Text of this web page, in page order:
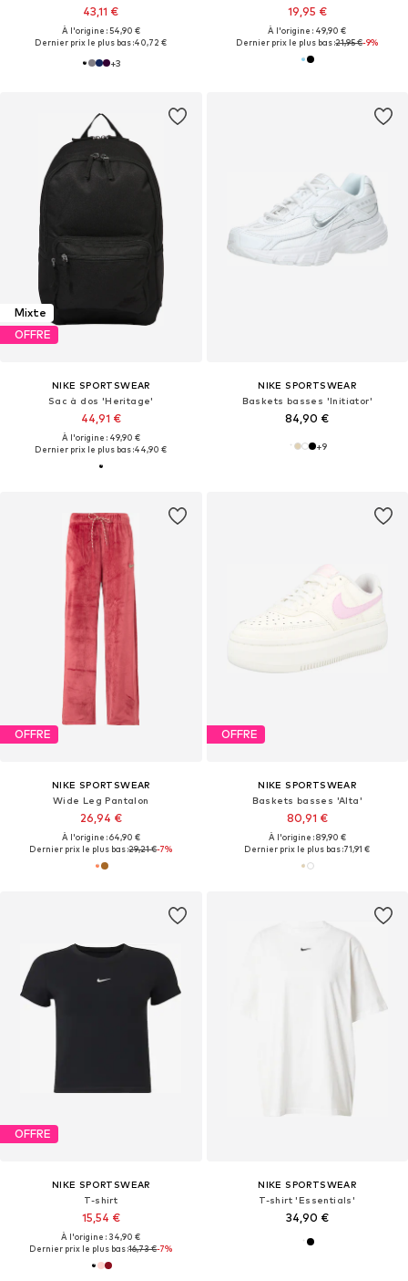
43,11 €
À l'origine : 54,90 €
Dernier prix le plus bas :40,72 €
+3
19,95 €
À l'origine : 49,90 €
Dernier prix le plus bas :21,95 €-9%
Mixte
OFFRE
NIKE SPORTSWEAR
Sac à dos 'Heritage'
44,91 €
À l'origine : 49,90 €
Dernier prix le plus bas :44,90 €
NIKE SPORTSWEAR
Baskets basses 'Initiator'
84,90 €
+9
OFFRE
NIKE SPORTSWEAR
Wide Leg Pantalon
26,94 €
À l'origine : 64,90 €
Dernier prix le plus bas :29,21 €-7%
OFFRE
NIKE SPORTSWEAR
Baskets basses 'Alta'
80,91 €
À l'origine : 89,90 €
Dernier prix le plus bas :71,91 €
OFFRE
NIKE SPORTSWEAR
T-shirt
15,54 €
À l'origine : 34,90 €
Dernier prix le plus bas :16,73 €-7%
NIKE SPORTSWEAR
T-shirt 'Essentials'
34,90 €